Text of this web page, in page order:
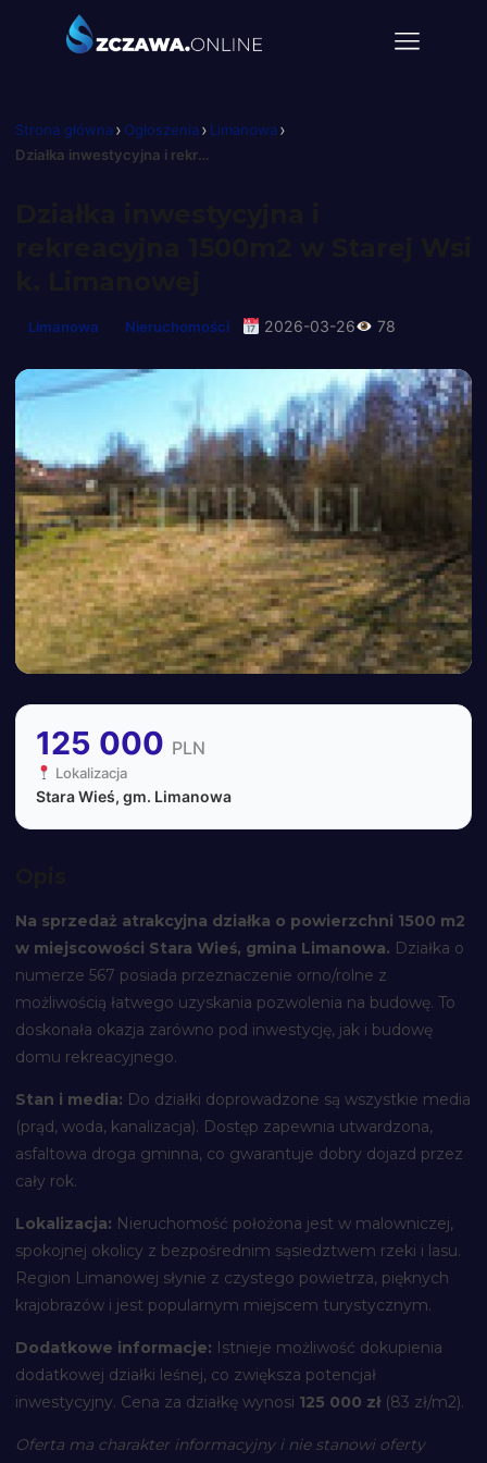
Strona główna› Ogłoszenia› Limanowa›
Działka inwestycyjna i rekreacyjna 1500m2 w Starej Wsi k. Limanowej
Limanowa Nieruchomości 2026-03-26 78
125 000 PLN
Lokalizacja
Stara Wieś, gm. Limanowa
Na sprzedaż atrakcyjna działka o powierzchni 1500 m2
w miejscowości Stara Wieś, gmina Limanowa. Działka o
numerze 567 posiada przeznaczenie orno/rolne z
możliwością łatwego uzyskania pozwolenia na budowę. To
doskonała okazja zarówno pod inwestycję, jak i budowę
domu rekreacyjnego.
Stan i media: Do działki doprowadzone są wszystkie media
(prąd, woda, kanalizacja). Dostęp zapewnia utwardzona,
asfaltowa droga gminna, co gwarantuje dobry dojazd przez
cały rok.
Lokalizacja: Nieruchomość położona jest w malowniczej,
spokojnej okolicy z bezpośrednim sąsiedztwem rzeki i lasu.
Region Limanowej słynie z czystego powietrza, pięknych
krajobrazów i jest popularnym miejscem turystycznym.
Dodatkowe informacje: Istnieje możliwość dokupienia
dodatkowej działki leśnej, co zwiększa potencjał
inwestycyjny. Cena za działkę wynosi 125 000 zł(83 zł/m2).
Oferta ma charakter informacyjny i nie stanowi oferty